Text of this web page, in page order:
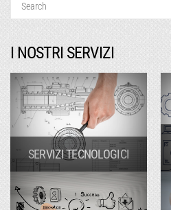
I NOSTRI SERVIZI
SERVIZI TECNOLOGICI